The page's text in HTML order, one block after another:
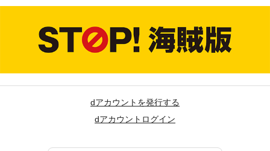
dアカウントを発行する
dアカウントログイン